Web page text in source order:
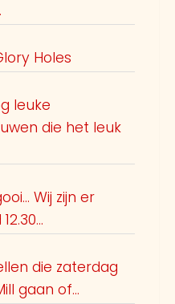
Holes
leuke
die het leuk
Wij zijn er
die zaterdag
gaan of...